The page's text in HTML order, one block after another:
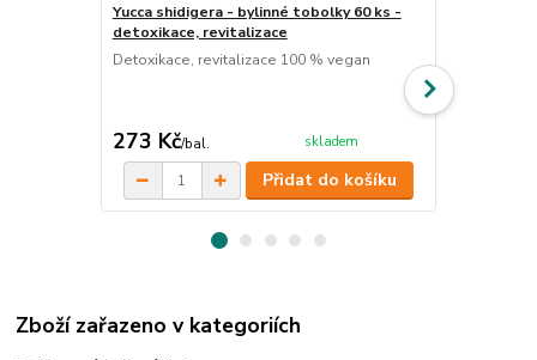
Yucca shidigera - bylinné tobolky 60 ks -
detoxikace, revitalizace
Detoxikace, revitalizace 100 % vegan
273 Kč/bal. skladem
Přidat do košíku
menstruací,
ženského
Zboží zařazeno v kategoriích